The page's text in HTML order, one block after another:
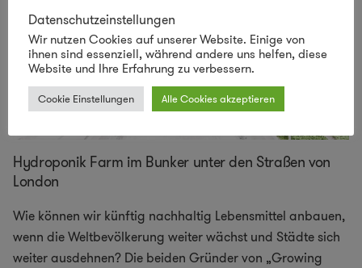
Hydroponik Farm im Bunker unter den Straßen von
London
Wie können wir künftig nachhaltig Lebensmittel anbauen,
wenn die Weltbevölkerung weiter wächst und Städte sich
weiter ausdehnen? Die beiden Gründer von „Growing
Datenschutzeinstellungen
Wir nutzen Cookies auf unserer Website. Einige von
ihnen sind essenziell, während andere uns helfen, diese
Website und Ihre Erfahrung zu verbessern.
Cookie Einstellungen Alle Cookies akzeptieren